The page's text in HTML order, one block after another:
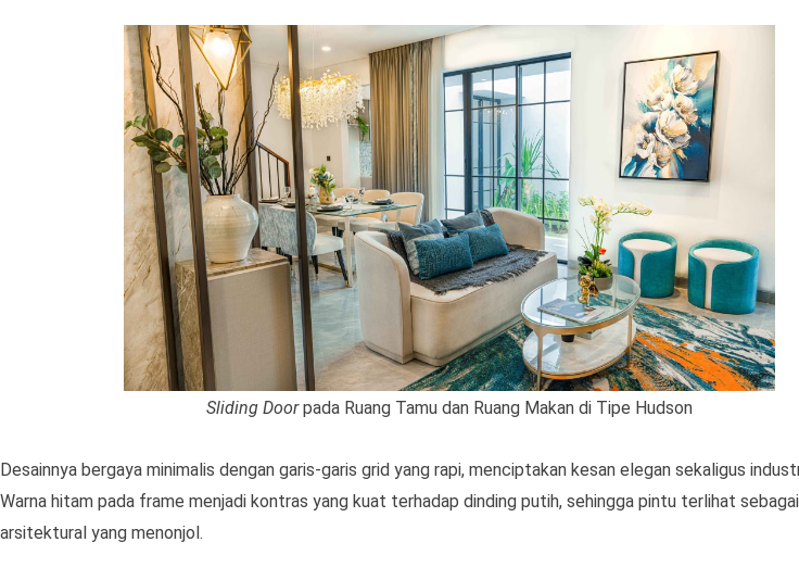
Sliding Doorpada Ruang Tamu dan Ruang Makan di Tipe Hudson
Desainnya bergaya minimalis dengan garis-garis grid yang rapi, menciptakan kesan elegan sekaligus
Warna hitam pada frame menjadi kontras yang kuat terhadap dinding putih, sehingga pintu terlihat
arsitektural yang menonjol.